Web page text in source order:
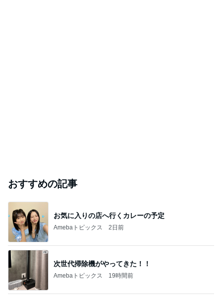
おすすめの記事
お気に入りの店へ行くカレーの予定
Amebaトピックス 2日前
次世代掃除機がやってきた！！
Amebaトピックス 19時間前